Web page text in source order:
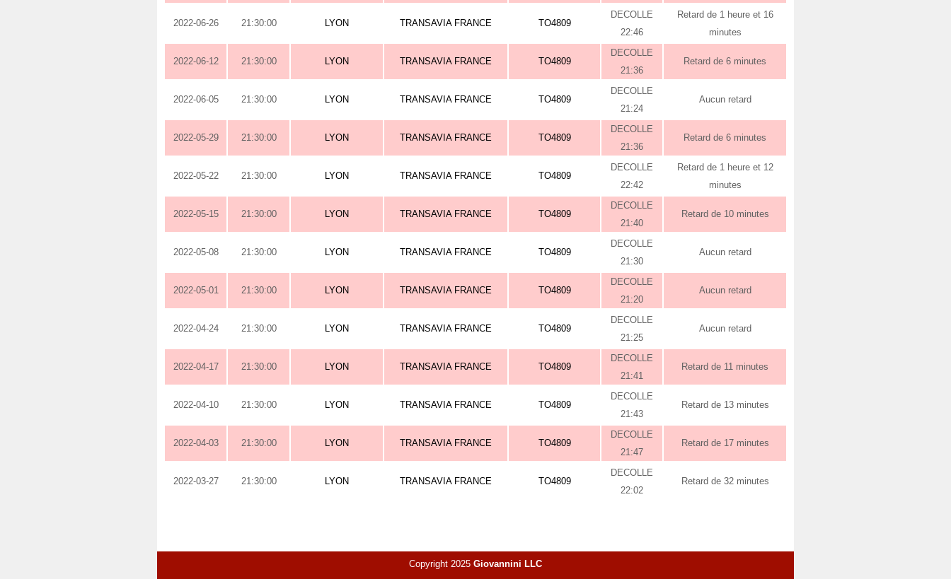
2022-06-26 21:30:00 LYON TRANSAVIA FRANCE TO4809
DECOLLE
22:46
Retard de 1 heure et 16
minutes
2022-06-12 21:30:00 LYON TRANSAVIA FRANCE TO4809
DECOLLE
21:36
Retard de 6 minutes
2022-06-05 21:30:00 LYON TRANSAVIA FRANCE TO4809
DECOLLE
21:24
Aucun retard
2022-05-29 21:30:00 LYON TRANSAVIA FRANCE TO4809
DECOLLE
21:36
Retard de 6 minutes
2022-05-22 21:30:00 LYON TRANSAVIA FRANCE TO4809
DECOLLE
22:42
Retard de 1 heure et 12
minutes
2022-05-15 21:30:00 LYON TRANSAVIA FRANCE TO4809
DECOLLE
21:40
Retard de 10 minutes
2022-05-08 21:30:00 LYON TRANSAVIA FRANCE TO4809
DECOLLE
21:30
Aucun retard
2022-05-01 21:30:00 LYON TRANSAVIA FRANCE TO4809
DECOLLE
21:20
Aucun retard
2022-04-24 21:30:00 LYON TRANSAVIA FRANCE TO4809
DECOLLE
21:25
Aucun retard
2022-04-17 21:30:00 LYON TRANSAVIA FRANCE TO4809
DECOLLE
21:41
Retard de 11 minutes
2022-04-10 21:30:00 LYON TRANSAVIA FRANCE TO4809
DECOLLE
21:43
Retard de 13 minutes
2022-04-03 21:30:00 LYON TRANSAVIA FRANCE TO4809
DECOLLE
21:47
Retard de 17 minutes
2022-03-27 21:30:00 LYON TRANSAVIA FRANCE TO4809
DECOLLE
22:02
Retard de 32 minutes
Copyright 2025 Giovannini LLC